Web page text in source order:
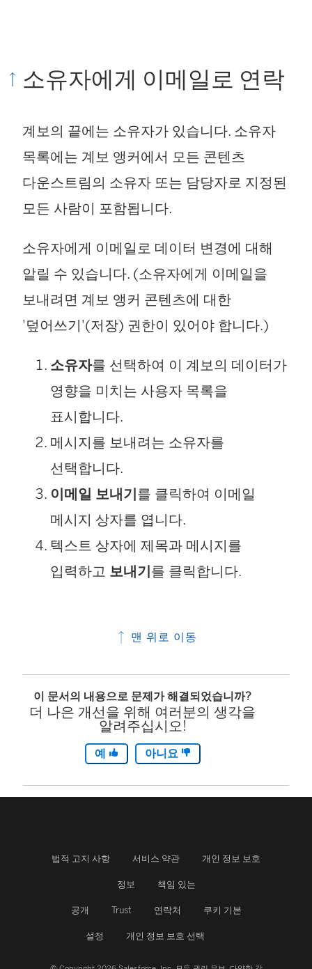
소유자에게 이메일로 연락
계보의 끝에는 소유자가 있습니다. 소유자
목록에는 계보 앵커에서 모든 콘텐츠
다운스트림의 소유자 또는 담당자로 지정된
모든 사람이 포함됩니다.
소유자에게 이메일로 데이터 변경에 대해
알릴 수 있습니다. (소유자에게 이메일을
보내려면 계보 앵커 콘텐츠에 대한
'덮어쓰기'(저장) 권한이 있어야 합니다.)
소유자를 선택하여 이 계보의 데이터가
영향을 미치는 사용자 목록을
표시합니다.
메시지를 보내려는 소유자를
선택합니다.
이메일 보내기를 클릭하여 이메일
메시지 상자를 엽니다.
텍스트 상자에 제목과 메시지를
입력하고 보내기를 클릭합니다.
맨 위로 이동
이 문서의 내용으로 문제가 해결되었습니까?
더 나은 개선을 위해 여러분의 생각을
알려주십시오!
예 아니요
법적 고지 사항 서비스 약관 개인 정보 보호
정보 책임 있는
공개 Trust 연락처 쿠키 기본
설정 개인 정보 보호 선택